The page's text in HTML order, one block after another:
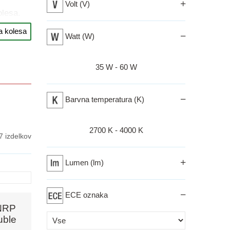
z
kolesa
izdelkov
Volt (V)
Watt (W)
35 W - 60 W
Barvna temperatura (K)
Izberi razpon2700 K - 4000 K
Lumen (lm)
ECE oznaka
Izberi kriterij